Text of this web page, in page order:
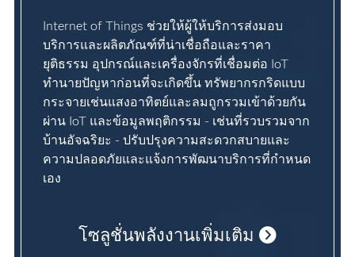
Internet of Things ช่วยให้ผู้ให้บริการส่งมอบ
บริการและผลิตภัณฑ์ที่น่าเชื่อถือและราคา
ยุติธรรม อุปกรณ์และเครื่องจักรที่เชื่อมต่อ IoT
ทำนายปัญหาก่อนที่จะเกิดขึ้น ทรัพยากรกริดแบบ
กระจายเช่นแสงอาทิตย์และลมถูกรวมเข้าด้วยกัน
ผ่าน IoT และข้อมูลพฤติกรรม - เช่นที่รวบรวมจาก
บ้านอัจฉริยะ - ปรับปรุงความสะดวกสบายและ
ความปลอดภัยและแจ้งการพัฒนาบริการที่กำหนด
เอง
โซลูชั่นพลังงานเพิ่มเติม